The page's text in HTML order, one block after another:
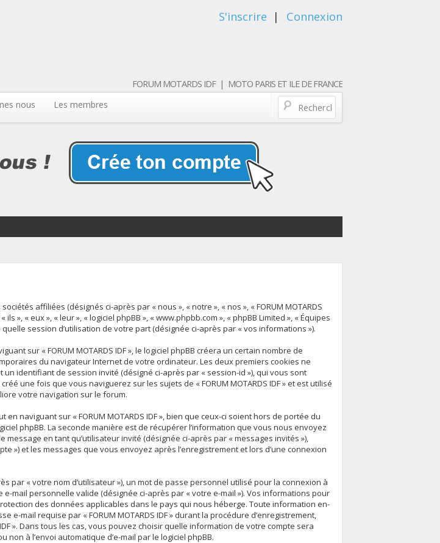
S'inscrire | Connexion
FORUM MOTARDS IDF | MOTO PARIS ET ILE DE FRANCE
nous Les membres
affiliées (désignés ci-après par « nous », « notre », « nos », « FORUM MOTARDS
», « eux », « leur », « logiciel phpBB », « www.phpbb.com », « phpBB Limited », « Équipes
session d’utilisation de votre part (désignée ci-après par « vos informations »).
sur « FORUM MOTARDS IDF », le logiciel phpBB créera un certain nombre de
du navigateur Internet de votre ordinateur. Les deux premiers cookies ne
identifiant de session invité (désigné ci-après par « session-id »), qui vous sont
une fois que vous naviguerez sur les sujets de « FORUM MOTARDS IDF » et est utilisé
votre navigation sur le forum.
naviguant sur « FORUM MOTARDS IDF », bien que ceux-ci soient hors de portée du
phpBB. La seconde manière est de récupérer l’information que vous nous envoyez
en tant qu’utilisateur invité (désignée ci-après par « messages invités »),
») et les messages que vous envoyez après l’enregistrement et lors d’une connexion
par « votre nom d’utilisateur »), un mot de passe personnel utilisé pour la connexion à
mail personnelle valide (désignée ci-après par « votre e-mail »). Vos informations pour
des données applicables dans le pays qui nous héberge. Toute information en-
mail requise par « FORUM MOTARDS IDF » durant la procédure d’enregistrement,
». Dans tous les cas, vous pouvez choisir quelle information de votre compte sera
à l’envoi automatique d’e-mail par le logiciel phpBB.